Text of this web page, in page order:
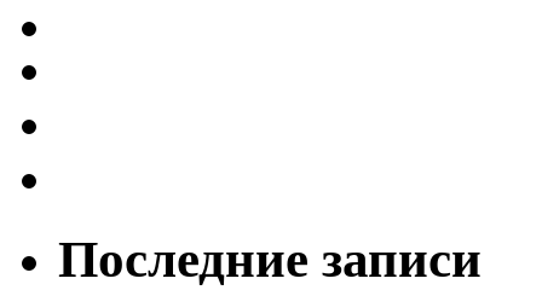
Последние записи